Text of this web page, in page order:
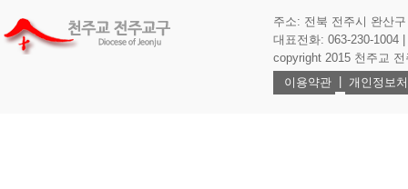
주소: 전북 전주시 완산
대표전화: 063-230-1004
copyright 2015 천주교
이용약관
개인정보